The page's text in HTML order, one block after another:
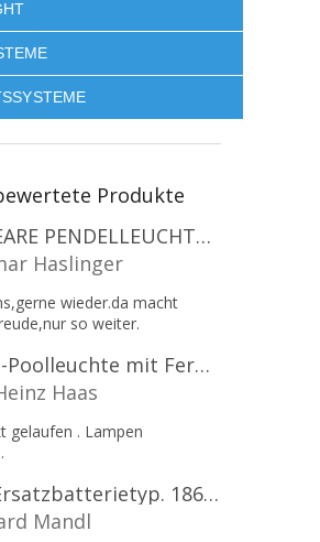
Produkte
LED LINEARE PENDELLEUCHTE EXECULINE 120CM, 30W, 3750LM, 96°, 4000K, IP20, WEISS [207806]
beträgt 5 von 5 Sternen.
Haslinger
wieder.da macht
so weiter.
RGB-LED-Poolleuchte mit Fernbedienung, 12W, 1260lm, PAR56, 12V, 1+1 gratis!
beträgt 5 von 5 Sternen.
Haas
gelaufen . Lampen
Solight Ersatzbatterietyp. 18650, 3,7 V, Li-Ion, 2200 mAh [WN900]
beträgt 5 von 5 Sternen.
Mandl